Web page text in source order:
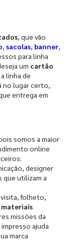
, que vão
, sacolas, banner,
para linha
um cartão
linha de
no lugar certo,
entrega em
somos a maior
online
designer
utilizam a
visita, folheto,
materiais
missões da
ajuda
marca